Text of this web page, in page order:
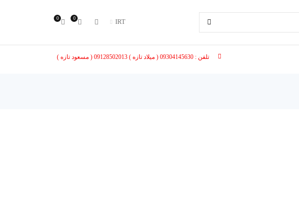
0 0 IRT
تلفن : 09304145630 ( میلاد تازه ) 09128502013 ( مسعود تازه )